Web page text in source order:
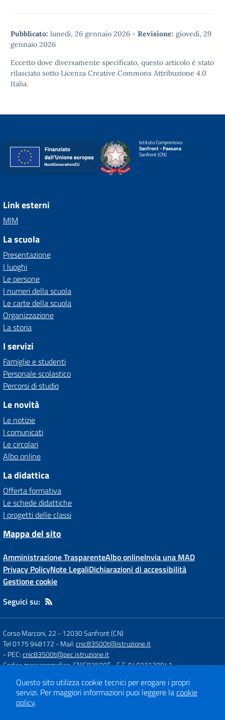
Pubblicato: lunedì, 26 gennaio 2026 - Revisione: giovedì, 29
gennaio 2026
Eccetto dove diversamente specificato, questo articolo è stato
rilasciato sotto Licenza Creative Commons Attribuzione 4.0
Italia.
Istituto Comprensivo
Sanfront - Paesana
Sanfront (CN)
Link esterni
MIM
La scuola
Presentazione
I luoghi
Le persone
I numeri della scuola
Le carte della scuola
Organizzazione
La storia
I servizi
Famiglie e studenti
Personale scolastico
Percorsi di studio
Le novità
Le notizie
I comunicati
Le circolari
Albo online
La didattica
Offerta formativa
Le schede didattiche
I progetti delle classi
Mappa del sito
Amministrazione TrasparenteAlbo onlineInvia una MAD
Privacy PolicyNote LegaliDichiarazioni di accessibilità
Gestione cookie
Seguici su:
Corso Marconi, 22 -12030 Sanfront (CN)
Tel 0175 948172 - Mail:cnic83500t@istruzione.it
- PEC:cnic83500t@pec.istruzione.it
Codice meccanografico: CNIC83500T- C.F. 94033130041
Concept & Design by
Designers Italia
Questo sito utilizza cookie tecnici per erogare i propri
servizi. Per maggiori informazioni puoi leggere lacookie
policy.